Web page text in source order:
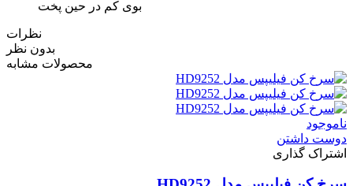
بوی کم در حین پخت
نظرات
بدون نظر
محصولات مشابه
ناموجود
دوست داشتن
اشتراک گذاری